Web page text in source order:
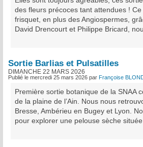
des fleurs précoces tant attendues !
frisquet, en plus des Angiospermes,
David Drencourt et Philippe Bricard,
Sortie Barlias et Pulsatilles
DIMANCHE 22 MARS 2026
Publié le mercredi 25 mars 2026 par Françoise
Première sortie botanique de la SNAA
de la plaine de l’Ain. Nous nous
Bresse, Ambérieu en Bugey et Lyon.
pour explorer une pelouse sèche